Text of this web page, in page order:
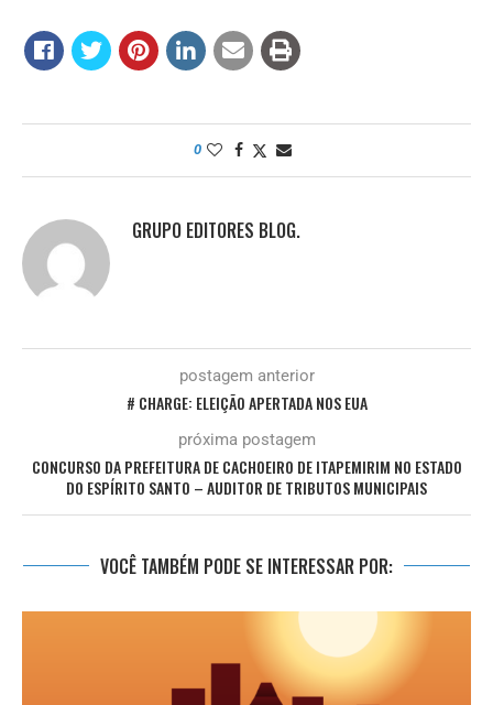
0
GRUPO EDITORES BLOG.
postagem anterior
# CHARGE: ELEIÇÃO APERTADA NOS EUA
próxima postagem
CONCURSO DA PREFEITURA DE CACHOEIRO DE ITAPEMIRIM NO ESTADO
DO ESPÍRITO SANTO – AUDITOR DE TRIBUTOS MUNICIPAIS
VOCÊ TAMBÉM PODE SE INTERESSAR POR: